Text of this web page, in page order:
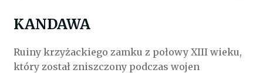
KANDAWA
Ruiny krzyżackiego zamku z połowy XIII wieku,
który został zniszczony podczas wojen